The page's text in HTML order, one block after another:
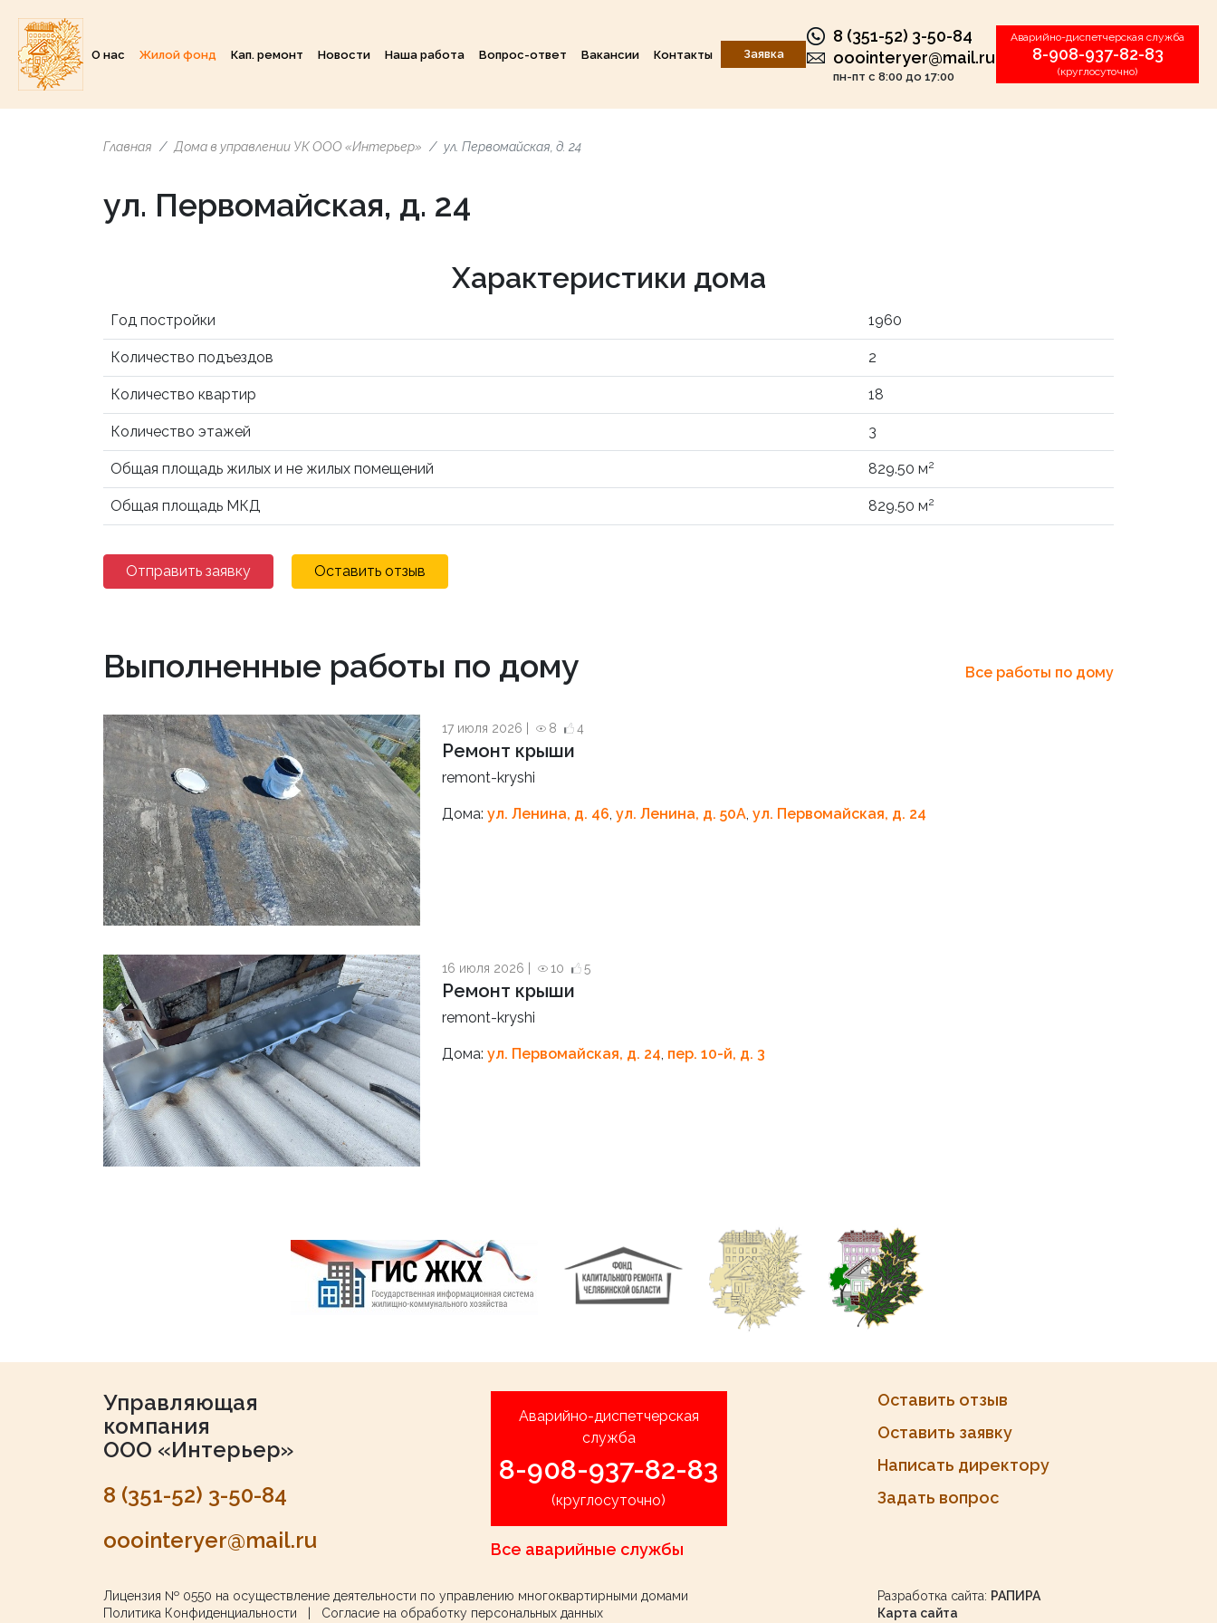
О нас Жилой фонд Кап. ремонт Новости Наша работа Вопрос-ответ Вакансии Контакты Заявка
8 (351-52) 3-50-84
ooointeryer@mail.ru
пн-пт с 8:00 до 17:00
Аварийно-диспетчерская служба
8-908-937-82-83
(круглосуточно)
Главная Дома в управлении УК ООО «Интерьер» ул. Первомайская, д. 24
ул. Первомайская, д. 24
Характеристики дома
Год постройки 1960
Количество подъездов 2
Количество квартир 18
Количество этажей 3
Общая площадь жилых и не жилых помещений 829.50 м2
Общая площадь МКД 829.50 м2
Отправить заявку Оставить отзыв
Выполненные работы по дому Все работы по дому
17 июля 2026 | 8 4
Ремонт крыши
remont-kryshi
Дома: ул. Ленина, д. 46, ул. Ленина, д. 50А, ул. Первомайская, д. 24
16 июля 2026 | 10 5
Ремонт крыши
remont-kryshi
Дома: ул. Первомайская, д. 24, пер. 10-й, д. 3
Управляющая
компания
ООО «Интерьер»
8 (351-52) 3-50-84
ooointeryer@mail.ru
Аварийно-диспетчерская
служба
8-908-937-82-83
(круглосуточно)
Все аварийные службы
Оставить отзыв
Оставить заявку
Написать директору
Задать вопрос
Лицензия № 0550 на осуществление деятельности по управлению многоквартирными домами
Политика Конфиденциальности
Согласие на обработку персональных данных
Разработка сайта: РАПИРА
Карта сайта